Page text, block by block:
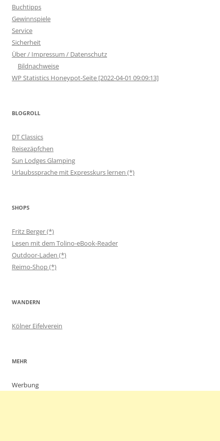
Buchtipps
Gewinnspiele
Service
Sicherheit
Über / Impressum / Datenschutz
Bildnachweise
WP Statistics Honeypot-Seite [2022-04-01 09:09:13]
BLOGROLL
DT Classics
Reisezäpfchen
Sun Lodges Glamping
Urlaubssprache mit Expresskurs lernen (*)
SHOPS
Fritz Berger (*)
Lesen mit dem Tolino-eBook-Reader
Outdoor-Laden (*)
Reimo-Shop (*)
WANDERN
Kölner Eifelverein
MEHR
Werbung